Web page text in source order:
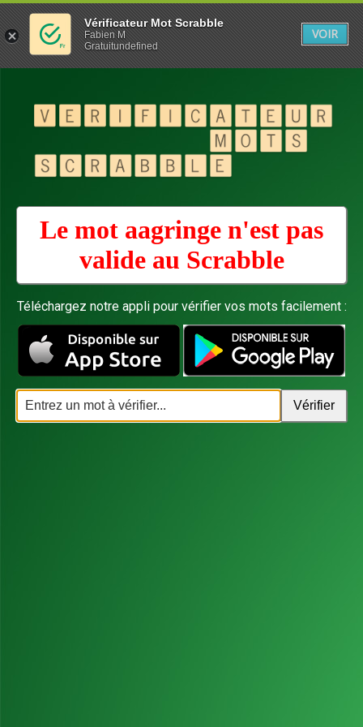
Le mot aagringe n'est pas
valide au Scrabble
Téléchargez notre appli pour vérifier vos mots facilement :
Vérificateur Mot Scrabble
Fabien M
Gratuitundefined
VOIR